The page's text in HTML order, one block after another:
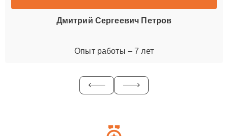
Дмитрий Сергеевич Петров
Опыт работы – 7 лет